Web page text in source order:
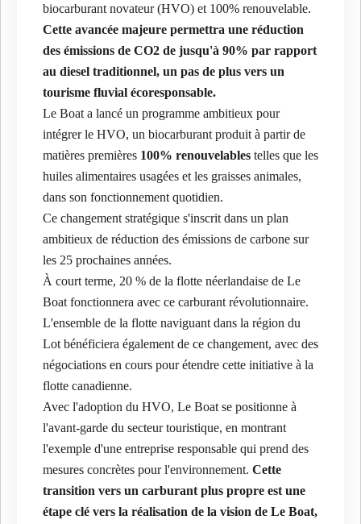
biocarburant novateur (HVO) et 100% renouvelable.
Cette avancée majeure permettra une réduction
des émissions de CO2 de jusqu'à 90% par rapport
au diesel traditionnel, un pas de plus vers un
tourisme fluvial écoresponsable.
Le Boat a lancé un programme ambitieux pour
intégrer le HVO, un biocarburant produit à partir de
matières premières 100% renouvelables telles que les
huiles alimentaires usagées et les graisses animales,
dans son fonctionnement quotidien.
Ce changement stratégique s'inscrit dans un plan
ambitieux de réduction des émissions de carbone sur
les 25 prochaines années.
À court terme, 20 % de la flotte néerlandaise de Le
Boat fonctionnera avec ce carburant révolutionnaire.
L'ensemble de la flotte naviguant dans la région du
Lot bénéficiera également de ce changement, avec des
négociations en cours pour étendre cette initiative à la
flotte canadienne.
Avec l'adoption du HVO, Le Boat se positionne à
l'avant-garde du secteur touristique, en montrant
l'exemple d'une entreprise responsable qui prend des
mesures concrètes pour l'environnement. Cette
transition vers un carburant plus propre est une
étape clé vers la réalisation de la vision de Le Boat,